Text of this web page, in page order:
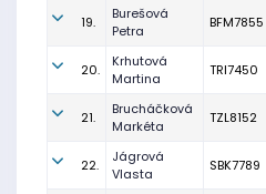
19.
Burešová
Petra
BFM7855
20.
Krhutová
Martina
TRI7450
21.
Brucháčková
Markéta
TZL8152
22.
Jágrová
Vlasta
SBK7789